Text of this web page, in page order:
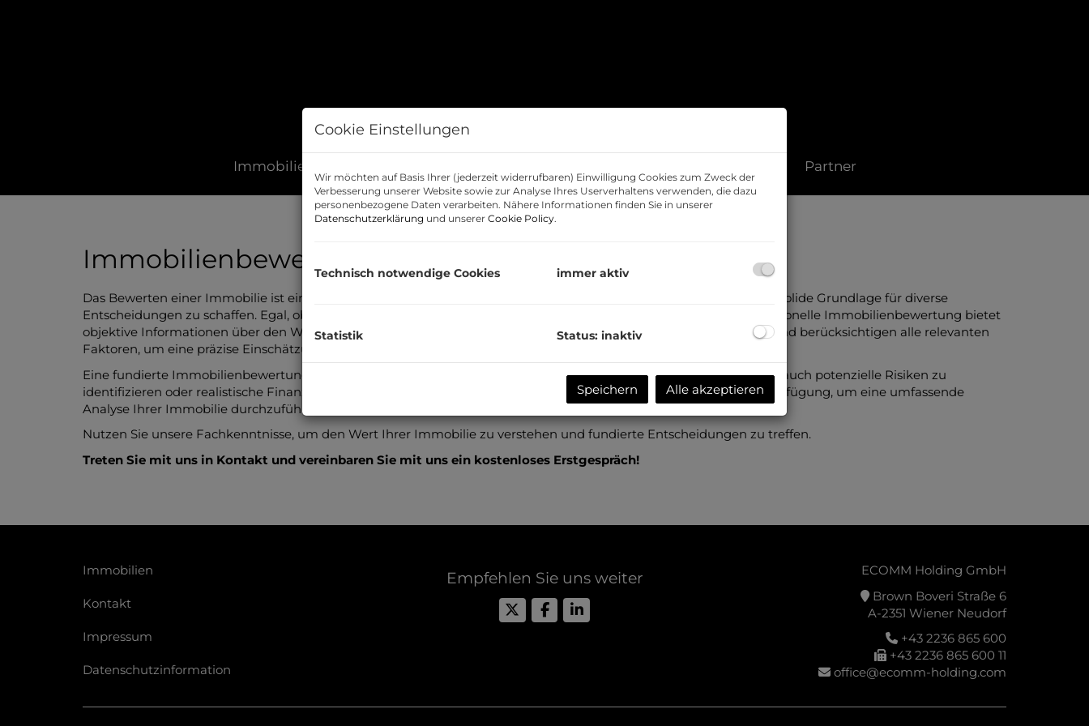
Immobilien Partner
Immobilienbewertung
Das Bewerten einer Immobilie ist ein essenzieller Schritt, um den aktuellen Marktwert festzustellen und somit eine solide Grundlage für diverse
Entscheidungen zu schaffen. Egal, ob Sie Ihr Eigenheim verkaufen, kaufen oder refinanzieren möchten, eine professionelle Immobilienbewertung bietet
objektive Informationen über den Wert Ihrer Immobilie. Unsere erfahrenen Experten nutzen bewährte Methoden und berücksichtigen alle relevanten
Faktoren, um eine präzise Einschätzung zu gewährleisten.
Eine fundierte Immobilienbewertung kann nicht nur dazu beitragen, den besten Verkaufspreis zu erzielen, sondern auch potenzielle Risiken zu
identifizieren oder realistische Finanzierungsentscheidungen zu treffen. Unser engagiertes Team steht Ihnen zur Verfügung, um eine umfassende
Analyse Ihrer Immobilie durchzuführen und Ihnen die benötigten Informationen zu liefern.
Nutzen Sie unsere Fachkenntnisse, um den Wert Ihrer Immobilie zu verstehen und fundierte Entscheidungen zu treffen.
Treten Sie mit uns in Kontakt und vereinbaren Sie mit uns ein kostenloses Erstgespräch!
Immobilien
Kontakt
Impressum
Datenschutzinformation
Empfehlen Sie uns weiter
ECOMM Holding GmbH
Brown Boveri Straße 6
A-2351 Wiener Neudorf
+43 2236 865 600
+43 2236 865 600 11
office@ecomm-holding.com
Cookie Einstellungen
Wir möchten auf Basis Ihrer (jederzeit widerrufbaren) Einwilligung Cookies zum Zweck der
Verbesserung unserer Website sowie zur Analyse Ihres Userverhaltens verwenden, die dazu
personenbezogene Daten verarbeiten. Nähere Informationen finden Sie in unserer
Datenschutzerklärung und unserer Cookie Policy.
Technisch notwendige Cookies immer aktiv
Statistik Status: inaktiv
Speichern Alle akzeptieren